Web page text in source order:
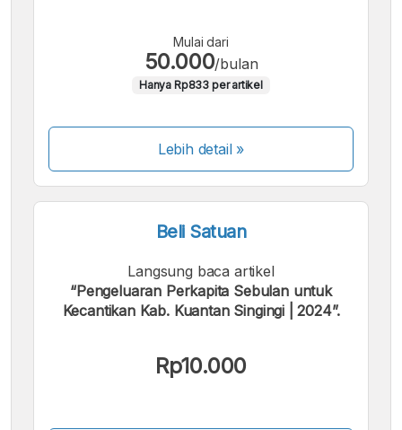
Mulai dari
50.000/bulan
Hanya Rp833 per artikel
Lebih detail »
Beli Satuan
Langsung baca artikel
“Pengeluaran Perkapita Sebulan untuk
Kecantikan Kab. Kuantan Singingi | 2024”.
Rp10.000